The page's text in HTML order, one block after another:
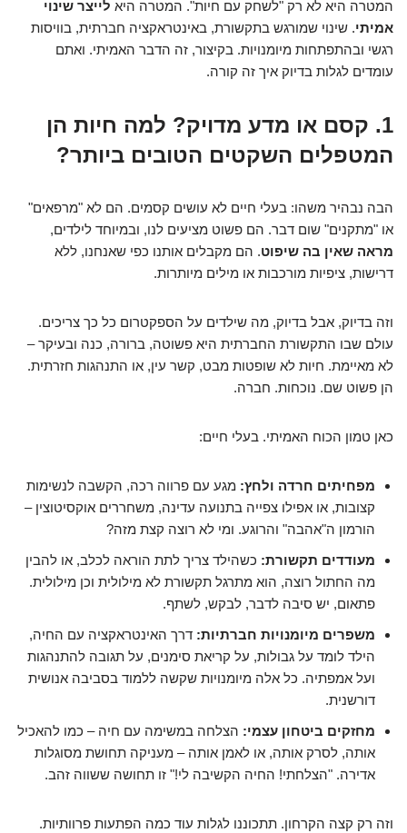
המטרה היא לא רק "לשחק עם חיות". המטרה היא לייצר שינוי
אמיתי. שינוי שמורגש בתקשורת, באינטראקציה חברתית, בוויסות
רגשי ובהתפתחות מיומנויות. בקיצור, זה הדבר האמיתי. ואתם
עומדים לגלות בדיוק איך זה קורה.
1. קסם או מדע מדויק? למה חיות הן
המטפלים השקטים הטובים ביותר?
הבה נבהיר משהו: בעלי חיים לא עושים קסמים. הם לא "מרפאים"
או "מתקנים" שום דבר. הם פשוט מציעים לנו, ובמיוחד לילדים,
מראה שאין בה שיפוט. הם מקבלים אותנו כפי שאנחנו, ללא
דרישות, ציפיות מורכבות או מילים מיותרות.
וזה בדיוק, אבל בדיוק, מה שילדים על הספקטרום כל כך צריכים.
עולם שבו התקשורת החברתית היא פשוטה, ברורה, כנה ובעיקר –
לא מאיימת. חיות לא שופטות מבט, קשר עין, או התנהגות חזרתית.
הן פשוט שם. נוכחות. חברה.
כאן טמון הכוח האמיתי. בעלי חיים:
מפחיתים חרדה ולחץ: מגע עם פרווה רכה, הקשבה לנשימות
קצובות, או אפילו צפייה בתנועה עדינה, משחררים אוקסיטוצין –
הורמון ה"אהבה" והרוגע. ומי לא רוצה קצת מזה?
מעודדים תקשורת: כשהילד צריך לתת הוראה לכלב, או להבין
מה החתול רוצה, הוא מתרגל תקשורת לא מילולית וכן מילולית.
פתאום, יש סיבה לדבר, לבקש, לשתף.
משפרים מיומנויות חברתיות: דרך האינטראקציה עם החיה,
הילד לומד על גבולות, על קריאת סימנים, על תגובה להתנהגות
ועל אמפתיה. כל אלה מיומנויות שקשה ללמוד בסביבה אנושית
דורשנית.
מחזקים ביטחון עצמי: הצלחה במשימה עם חיה – כמו להאכיל
אותה, לסרק אותה, או לאמן אותה – מעניקה תחושת מסוגלות
אדירה. "הצלחתי! החיה הקשיבה לי!" זו תחושה ששווה זהב.
וזה רק קצה הקרחון. תתכוננו לגלות עוד כמה הפתעות פרוותיות.